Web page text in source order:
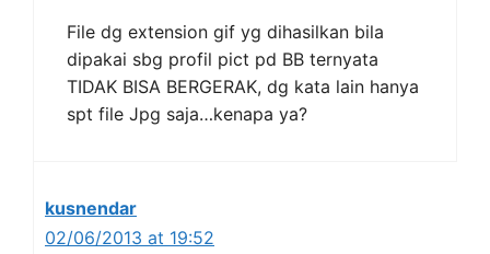
File dg extension gif yg dihasilkan bila
dipakai sbg profil pict pd BB ternyata
TIDAK BISA BERGERAK, dg kata lain hanya
spt file Jpg saja…kenapa ya?
kusnendar
02/06/2013 at 19:52